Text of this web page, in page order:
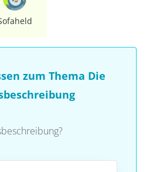
zum Thema Die